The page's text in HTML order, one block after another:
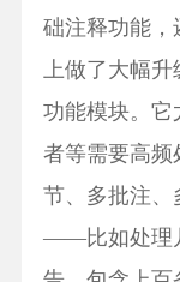
础注释功能，
上做了大幅升
功能模块。它
者等需要高频
节、多批注、
——比如处理